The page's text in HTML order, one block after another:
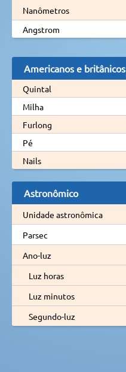
Nanômetros
Angstrom
Americanos e britânicos
Quintal
Milha
Furlong
Pé
Nails
Astronômico
Unidade astronômica
Parsec
Ano-luz
Luz horas
Luz minutos
Segundo-luz